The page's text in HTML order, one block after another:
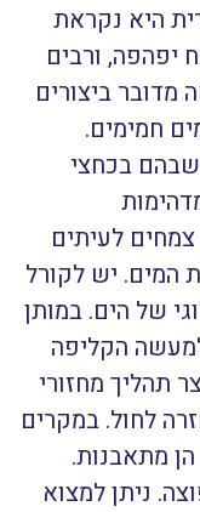
היא נקראת
יפהפה, ורבים
ביצורים
חמימים.
בכחצי
לעיתים
המים. יש לקורל
של הים. במותן
הקליפה
תהליך מחזורי
לחול. במקרים
הן מתאבנות.
ניתן למצוא